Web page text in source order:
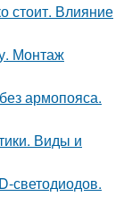
стоит. Влияние
Монтаж
армопояса.
Виды и
светодиодов.